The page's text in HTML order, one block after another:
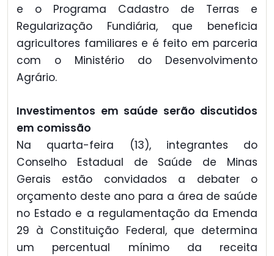
e o Programa Cadastro de Terras e
Regularização Fundiária, que beneficia
agricultores familiares e é feito em parceria
com o Ministério do Desenvolvimento
Agrário.
Investimentos em saúde serão discutidos
em comissão
Na quarta-feira (13), integrantes do
Conselho Estadual de Saúde de Minas
Gerais estão convidados a debater o
orçamento deste ano para a área de saúde
no Estado e a regulamentação da Emenda
29 à Constituição Federal, que determina
um percentual mínimo da receita